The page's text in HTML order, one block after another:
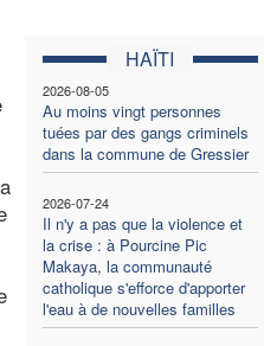
HAÏTI
2026-08-05
Au moins vingt personnes
tuées par des gangs criminels
dans la commune de Gressier
2026-07-24
Il n'y a pas que la violence et
la crise : à Pourcine Pic
Makaya, la communauté
catholique s'efforce d'apporter
l'eau à de nouvelles familles